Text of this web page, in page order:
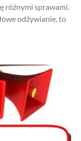
różnymi sprawami.
odżywianie, to